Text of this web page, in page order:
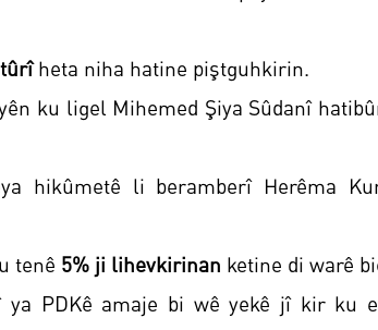
heta niha hatine piştguhkirin.
ku ligel Mihemed Şiya Sûdanî
hikûmetê li beramberî Herêma
tenê5% ji lihevkirinanketine di warê
ya PDKê amaje bi wê yekê jî kir ku